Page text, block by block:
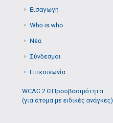
Εισαγωγή
Who is who
Νέα
Σύνδεσμοι
Επικοινωνία
WCAG 2.0 Προσβασιμότητα
(για άτομα με ειδικές ανάγκες)